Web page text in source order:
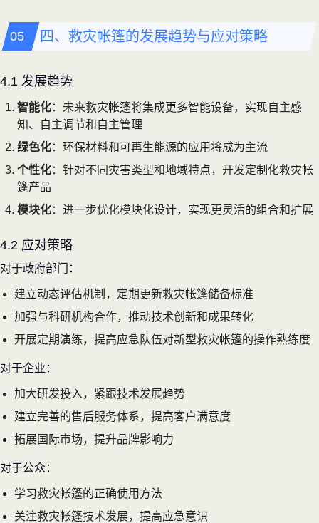
四、救灾帐篷的发展趋势与应对策略
4.1 发展趋势
智能化：未来救灾帐篷将集成更多智能设备，实现自主感
知、自主调节和自主管理
绿色化：环保材料和可再生能源的应用将成为主流
个性化：针对不同灾害类型和地域特点，开发定制化救灾帐
篷产品
模块化：进一步优化模块化设计，实现更灵活的组合和扩展
4.2 应对策略
对于政府部门：
建立动态评估机制，定期更新救灾帐篷储备标准
加强与科研机构合作，推动技术创新和成果转化
开展定期演练，提高应急队伍对新型救灾帐篷的操作熟练度
对于企业：
加大研发投入，紧跟技术发展趋势
建立完善的售后服务体系，提高客户满意度
拓展国际市场，提升品牌影响力
对于公众：
学习救灾帐篷的正确使用方法
关注救灾帐篷技术发展，提高应急意识